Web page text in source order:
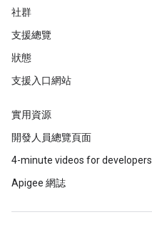
社群
支援總覽
狀態
支援入口網站
實用資源
開發人員總覽頁面
4-minute videos for developers
Apigee 網誌